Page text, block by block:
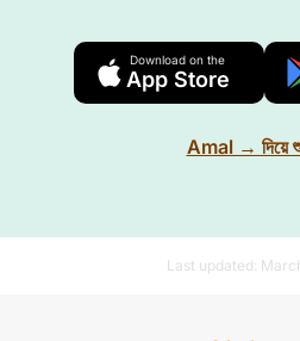
Download on the
App Store
Amal → দিয়ে
Last updated: